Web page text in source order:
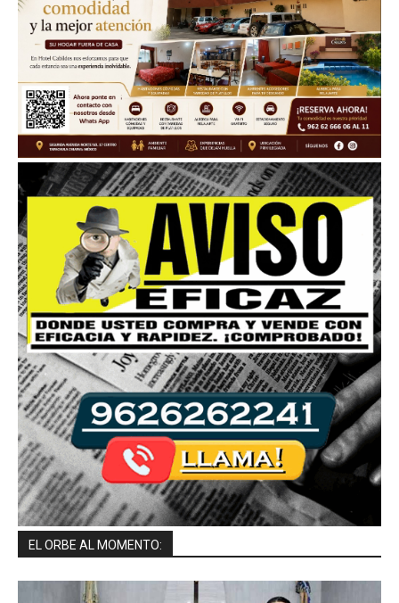
EL ORBE AL MOMENTO: